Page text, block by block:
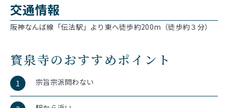
交通情報
阪神なんば線「伝法駅」より東へ徒歩約200m（徒歩約３分）
寳泉寺のおすすめポイント
1 宗旨宗派問わない